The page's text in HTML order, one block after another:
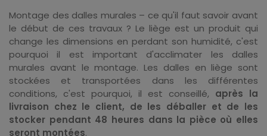
Montage des dalles murales – ce qu'il faut savoir avant
le début de ces travaux ? Le liège est un produit qui
change les dimensions en perdant son humidité, c'est
pourquoi il est important d'acclimater les dalles
murales avant le montage. Les dalles en liège sont
stockées et transportées dans les différentes
conditions, c'est pourquoi, il est conseillé, après la
livraison chez le client, de les déballer et de les
stocker pendant 48 heures dans la pièce où elles
seront montées.